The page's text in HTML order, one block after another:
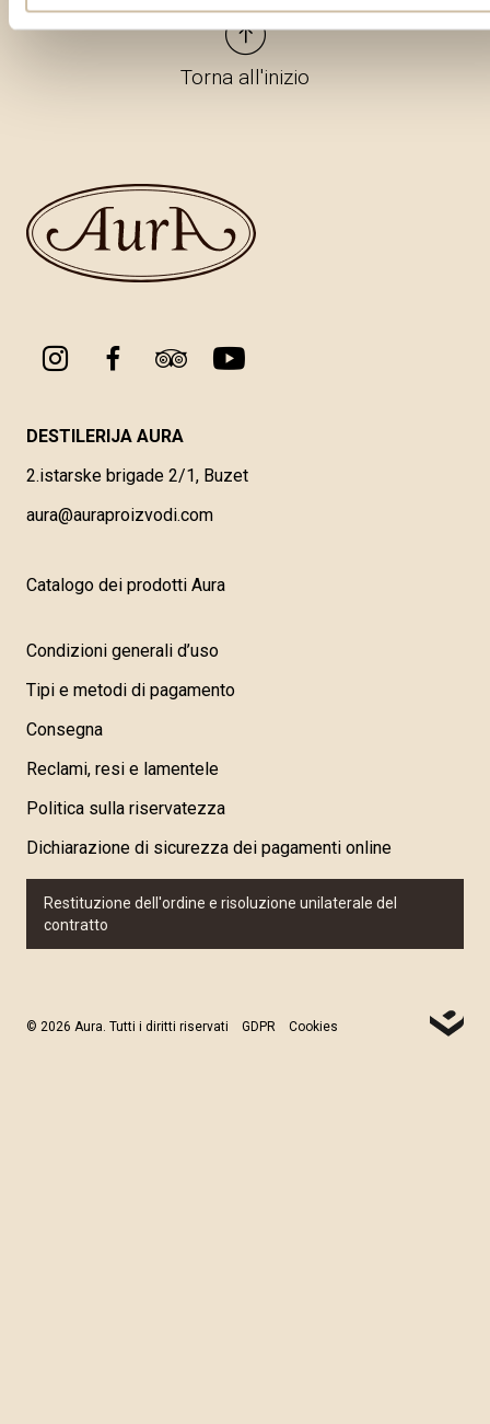
Torna all'inizio
DESTILERIJA AURA
2.istarske brigade 2/1, Buzet
aura@auraproizvodi.com
Catalogo dei prodotti Aura
Condizioni generali d’uso
Tipi e metodi di pagamento
Consegna
Reclami, resi e lamentele
Politica sulla riservatezza
Dichiarazione di sicurezza dei pagamenti online
Restituzione dell'ordine e risoluzione unilaterale del
contratto
© 2026 Aura. Tutti i diritti riservati GDPR Cookies